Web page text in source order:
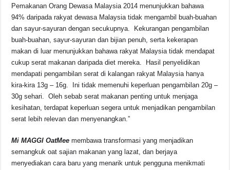
Pemakanan Orang Dewasa Malaysia 2014 menunjukkan bahawa
94% daripada rakyat dewasa Malaysia tidak mengambil buah-buahan
dan sayur-sayuran dengan secukupnya. Kekurangan pengambilan
buah-buahan, sayur-sayuran dan bijian penuh, serta kekerapan
makan di luar menunjukkan bahawa rakyat Malaysia tidak mendapat
cukup serat makanan daripada diet mereka. Hasil penyelidikan
mendapati pengambilan serat di kalangan rakyat Malaysia hanya
kira-kira 13g – 16g. Ini tidak memenuhi keperluan pengambilan 20g –
30g sehari. Oleh sebab serat makanan penting untuk menjaga
kesihatan, terdapat keperluan segera untuk menjadikan pengambilan
serat lebih relevan dan menyenangkan.”
Mi MAGGI OatMeemembawa transformasi yang menjadikan
semangkuk oat sajian makanan yang lazat, dan berjaya
menyediakan cara baru yang menarik untuk pengguna menikmati